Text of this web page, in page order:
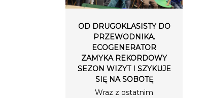
OD DRUGOKLASISTY DO
PRZEWODNIKA.
ECOGENERATOR
ZAMYKA REKORDOWY
SEZON WIZYT I SZYKUJE
SIĘ NA SOBOTĘ
Wraz z ostatnim